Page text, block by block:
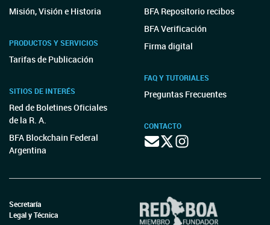
Misión, Visión e Historia
PRODUCTOS Y SERVICIOS
Tarifas de Publicación
SITIOS DE INTERÉS
Red de Boletines Oficiales
de la R. A.
BFA Blockchain Federal
Argentina
BFA Repositorio recibos
BFA Verificación
Firma digital
FAQ Y TUTORIALES
Preguntas Frecuentes
CONTACTO
Secretaría
Legal y Técnica